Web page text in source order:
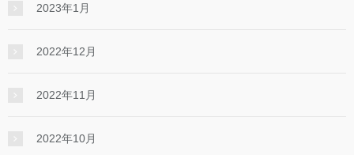
2023年1月
2022年12月
2022年11月
2022年10月